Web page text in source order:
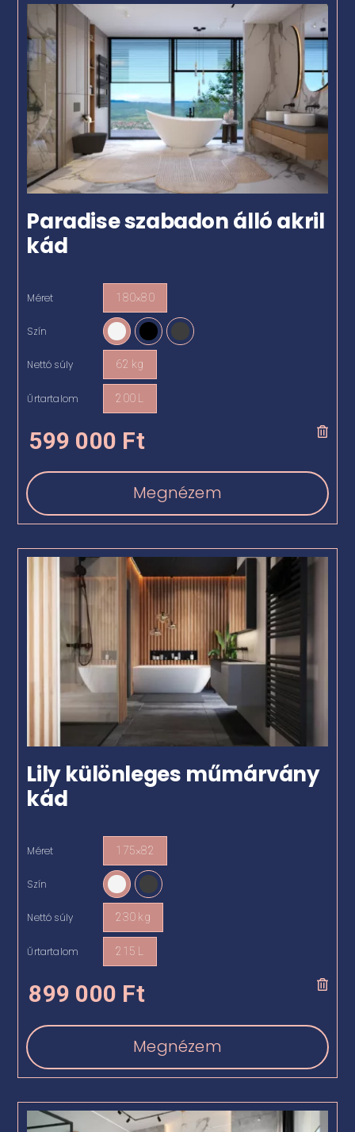
Paradise szabadon álló akril
kád
Méret 180×80
Szín
Nettó súly 62 kg
Űrtartalom 200 L
599 000 Ft
Megnézem
Lily különleges műmárvány
kád
Méret 175×82
Szín
Nettó súly 230 kg
Űrtartalom 215 L
899 000 Ft
Megnézem